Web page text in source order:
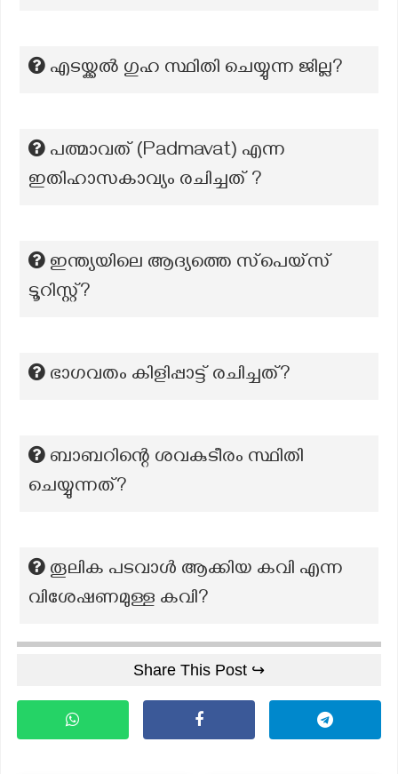
എടയ്ക്കൽ ഗുഹ സ്ഥിതി ചെയ്യുന്ന ജില്ല?
പത്മാവത് (Padmavat) എന്ന
ഇതിഹാസകാവ്യം രചിച്ചത് ?
ഇന്ത്യയിലെ ആദ്യത്തെ സ്‌പെയ്‌സ്
ടൂറിസ്റ്റ്?
ഭാഗവതം കിളിപ്പാട്ട് രചിച്ചത്?
ബാബറിന്റെ ശവകുടീരം സ്ഥിതി
ചെയ്യുന്നത്?
തൂലിക പടവാള്‍ ആക്കിയ കവി എന്ന
വിശേഷണമുള്ള കവി?
Share This Post ↪